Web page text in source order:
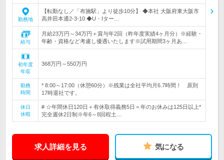
勤務地
【転勤なし／「布施駅」より徒歩10分】 ◆本社 大阪府東大阪市
高井田本通2-3-10 ◆U・Iター…
給与
月給23万円～34万円＋賞与年2回（昨年度実績4ヶ月分）※経験・
年齢・資格など考慮し優遇いたします※試用期間3ヶ月あ…
初年度
年収
368万円～550万円
勤務
時間
* 8:00～17:00（休憩60分）※残業は全社平均月6.7時間！ 原則
17時退社です。
休日
休暇
# ☆年間休日120日＋有休取得義務5日＝年のお休みは125日以上*
完全週休2日制※年6～8回程土…
求人詳細を見る 気になる